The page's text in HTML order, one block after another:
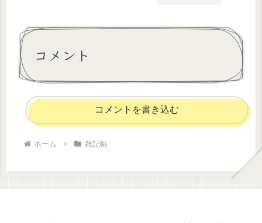
コメント
コメントを書き込む
ホーム 雑記帖